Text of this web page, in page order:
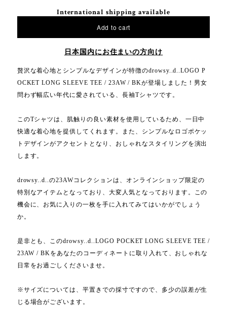
International shipping available
Add to cart
日本国内にお住まいの方向け
贅沢な着心地とシンプルなデザインが特徴のdrowsy..d..LOGO P
OCKET LONG SLEEVE TEE / 23AW / BKが登場しました！男女
問わず幅広い年代に愛されている、長袖Tシャツです。
このTシャツは、肌触りの良い素材を使用しているため、一日中
快適な着心地を提供してくれます。また、シンプルなロゴポケッ
トデザインがアクセントとなり、おしゃれなスタイリングを演出
します。
drowsy..d..の23AWコレクションは、オンラインショップ限定の
特別なアイテムとなっており、大変人気となっております。この
機会に、お気に入りの一枚を手に入れてみてはいかがでしょう
か。
是非とも、このdrowsy..d..LOGO POCKET LONG SLEEVE TEE /
23AW / BKをあなたのコーディネートに取り入れて、おしゃれな
日常をお過ごしくださいませ。
※サイズについては、平置きでの採寸ですので、多少の誤差が生
じる場合がございます。